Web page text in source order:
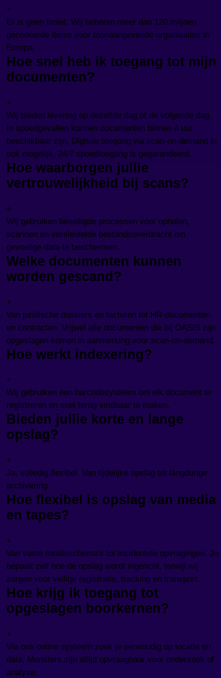
+
Er is geen limiet. Wij beheren meer dan 120 miljoen
gecodeerde items voor toonaangevende organisaties in
Europa.
Hoe snel heb ik toegang tot mijn
documenten?
+
Wij bieden levering op dezelfde dag of de volgende dag.
In spoedgevallen kunnen documenten binnen 4 uur
beschikbaar zijn. Digitale toegang via scan-on-demand is
ook mogelijk. 24/7 spoedtoegang is gegarandeerd.
Hoe waarborgen jullie
vertrouwelijkheid bij scans?
+
Wij gebruiken beveiligde processen voor ophalen,
scannen en versleutelde bestandsoverdracht om
gevoelige data te beschermen.
Welke documenten kunnen
worden gescand?
+
Van juridische dossiers en facturen tot HR-documenten
en contracten. Vrijwel alle documenten die bij OASIS zijn
opgeslagen komen in aanmerking voor scan-on-demand.
Hoe werkt indexering?
+
Wij gebruiken een barcodesysteem om elk document te
registreren en snel terug vindbaar te maken.
Bieden jullie korte en lange
opslag?
+
Ja, volledig flexibel. Van tijdelijke opslag tot langdurige
archivering.
Hoe flexibel is opslag van media
en tapes?
+
Van vaste rotatieschema's tot incidentele opvragingen. Je
bepaalt zelf hoe de opslag wordt ingericht, terwijl wij
zorgen voor veilige registratie, tracking en transport.
Hoe krijg ik toegang tot
opgeslagen boorkernen?
+
Via ons online systeem zoek je eenvoudig op locatie en
data. Monsters zijn altijd opvraagbaar voor onderzoek of
analyse.